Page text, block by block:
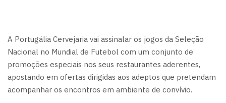
A Portugália Cervejaria vai assinalar os jogos da Seleção
Nacional no Mundial de Futebol com um conjunto de
promoções especiais nos seus restaurantes aderentes,
apostando em ofertas dirigidas aos adeptos que pretendam
acompanhar os encontros em ambiente de convívio.